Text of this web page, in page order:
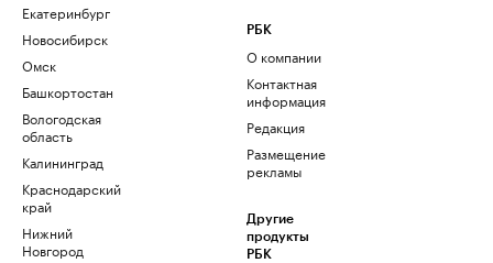
Екатеринбург
Новосибирск
Омск
Башкортостан
Вологодская
область
Калининград
Краснодарский
край
Нижний
Новгород
РБК
О компании
Контактная
информация
Редакция
Размещение
рекламы
Другие
продукты
РБК